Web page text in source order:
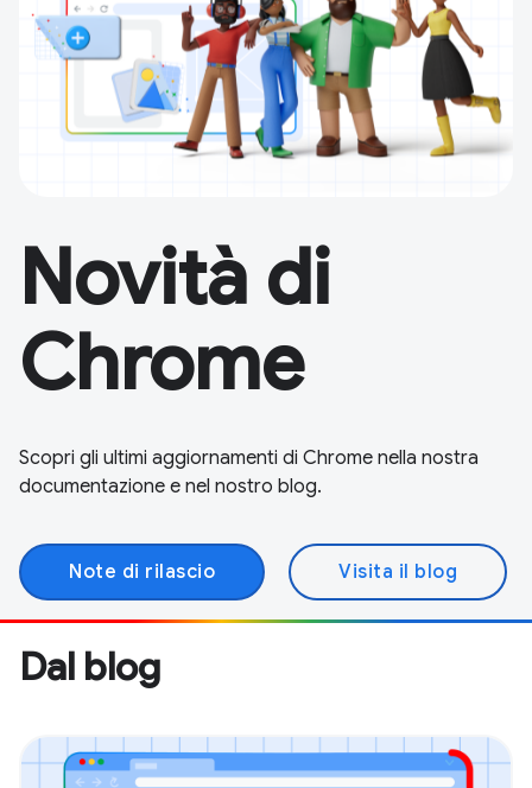
Novità di
Chrome
Scopri gli ultimi aggiornamenti di Chrome nella nostra
documentazione e nel nostro blog.
Note di rilascio Visita il blog
Dal blog